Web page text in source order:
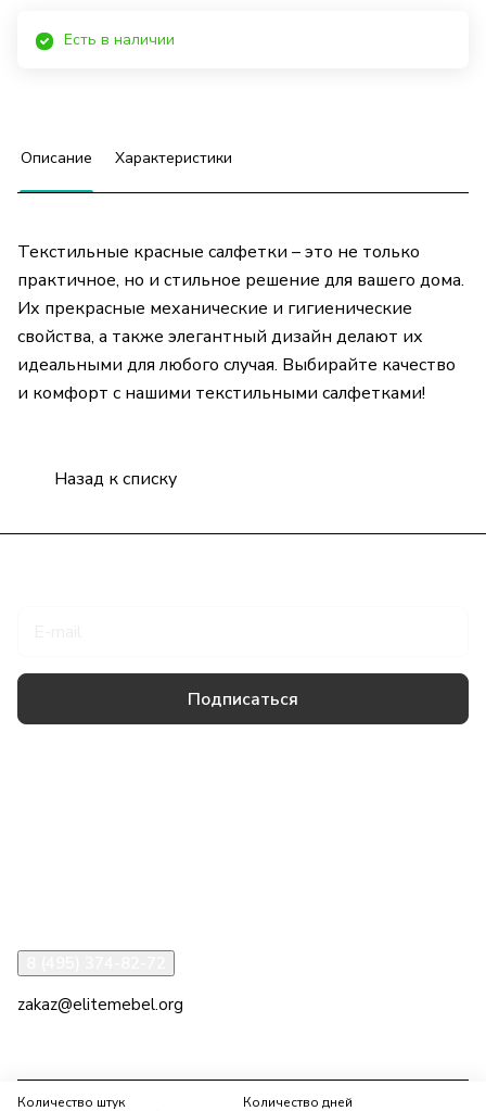
Количество дней
Количество штук
Есть в наличии
Описание Характеристики
Текстильные красные салфетки – это не только
практичное, но и стильное решение для вашего дома.
Их прекрасные механические и гигиенические
свойства, а также элегантный дизайн делают их
идеальными для любого случая. Выбирайте качество
и комфорт с нашими текстильными салфетками!
Назад к списку
Подписаться
zakaz@elitemebel.org